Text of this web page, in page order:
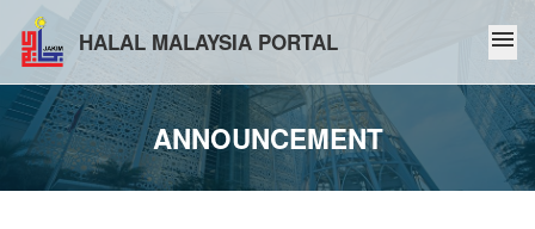
HALAL MALAYSIA PORTAL menu
ANNOUNCEMENT